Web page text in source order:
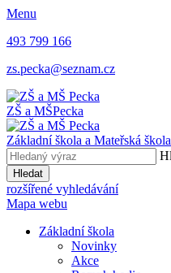
Menu
493 799 166
zs.pecka@seznam.cz
ZŠ a MŠPecka
Základní škola a Mateřská škola
Hledat
rozšířené vyhledávání
Mapa webu
Základní škola
Novinky
Akce